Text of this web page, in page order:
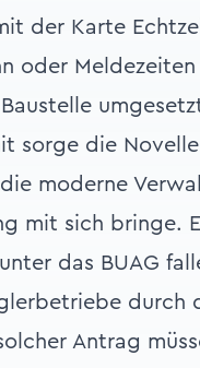
der Karte
oder
sorge die
moderne
mit sich bringe.
das BUAG
durch
Antrag